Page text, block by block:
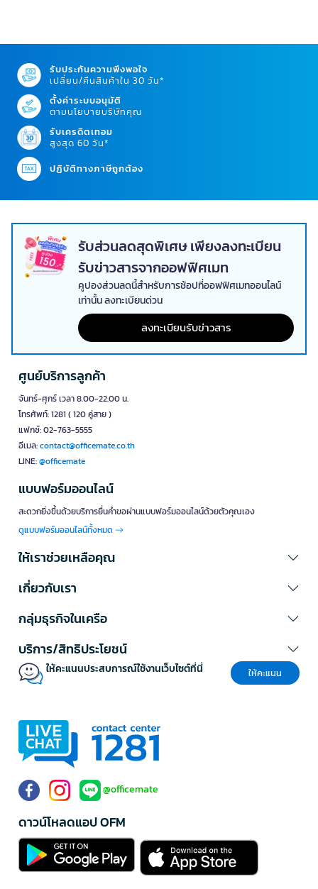
รับประกันความพึงพอใจ
เปลี่ยน/คืนสินค้าใน 30 วัน*
ตั้งค่าระบบอนุมัติ
ตามนโยบายบริษัทคุณ
รับเครดิตเทอม
สูงสุด 60 วัน*
ปฏิบัติทางภาษีถูกต้อง
รับส่วนลดสุดพิเศษ เพียงลงทะเบียน
รับข่าวสารจากออฟฟิศเมท
คูปองส่วนลดนี้สำหรับการช้อปที่ออฟฟิศเมทออนไลน์
เท่านั้น ลงทะเบียนด่วน
ลงทะเบียนรับข่าวสาร
ศูนย์บริการลูกค้า
จันทร์-ศุกร์ เวลา 8.00-22.00 น.
โทรศัพท์: 1281 ( 120 คู่สาย )
แฟกซ์: 02-763-5555
อีเมล:contact@officemate.co.th
LINE:@officemate
แบบฟอร์มออนไลน์
สะดวกยิ่งขึ้นด้วยบริการยื่นคำขอผ่านแบบฟอร์มออนไลน์ด้วยตัวคุณเอง
ดูแบบฟอร์มออนไลน์ทั้งหมด
ให้เราช่วยเหลือคุณ
เกี่ยวกับเรา
กลุ่มธุรกิจในเครือ
บริการ/สิทธิประโยชน์
ให้คะแนนประสบการณ์ใช้งานเว็บไซต์ที่นี่ ให้คะแนน
@officemate
ดาวน์โหลดแอป OFM